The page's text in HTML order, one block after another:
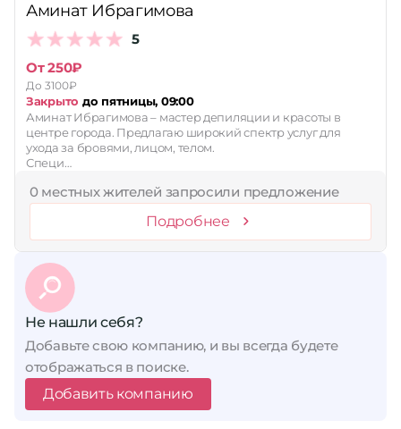
Аминат Ибрагимова
5
От 250₽
До 3100₽
Закрыто до пятницы, 09:00
Аминат Ибрагимова – мастер депиляции и красоты в
центре города. Предлагаю широкий спектр услуг для
ухода за бровями, лицом, телом.
Специ…
0 местных жителей запросили предложение
Подробнее
Не нашли себя?
Добавьте свою компанию, и вы всегда будете
отображаться в поиске.
Добавить компанию